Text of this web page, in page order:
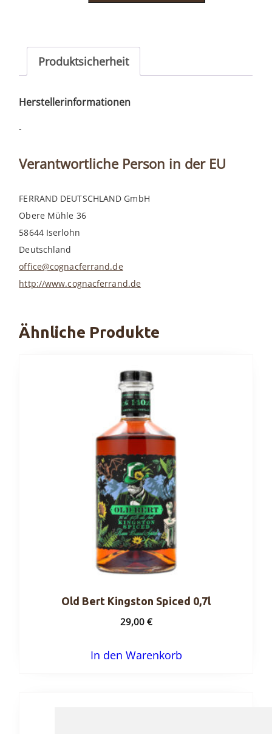
Menge
Produktsicherheit
Herstellerinformationen
-
Verantwortliche Person in der EU
FERRAND DEUTSCHLAND GmbH
Obere Mühle 36
58644 Iserlohn
Deutschland
office@cognacferrand.de
http://www.cognacferrand.de
Ähnliche Produkte
Old Bert Kingston Spiced 0,7l
29,00€
In den Warenkorb